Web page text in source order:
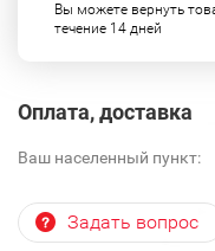
Вы можете вернуть
течение 14 дней
Оплата, доставка
Ваш населенный пункт:
Задать вопрос